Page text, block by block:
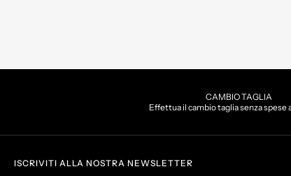
CAMBIO TAGLIA
Effettua il cambio taglia senza spese
ISCRIVITI ALLA NOSTRA NEWSLETTER